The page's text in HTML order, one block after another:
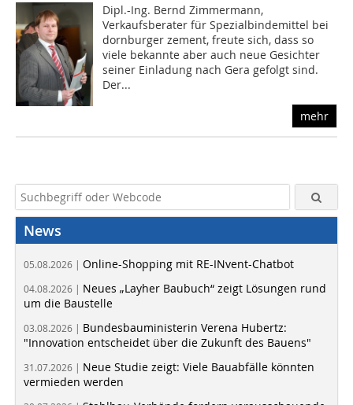
Dipl.-Ing. Bernd Zimmermann,
Verkaufsberater für Spezialbindemittel bei
dornburger zement, freute sich, dass so
viele bekannte aber auch neue Gesichter
seiner Einladung nach Gera gefolgt sind.
Der...
mehr
News
05.08.2026 | Online-Shopping mit RE-INvent-Chatbot
04.08.2026 | Neues „Layher Baubuch“ zeigt Lösungen rund
um die Baustelle
03.08.2026 | Bundesbauministerin Verena Hubertz:
"Innovation entscheidet über die Zukunft des Bauens"
31.07.2026 | Neue Studie zeigt: Viele Bauabfälle könnten
vermieden werden